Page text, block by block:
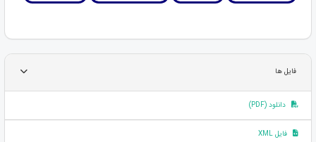
فایل ها
دانلود (PDF)
فایل XML